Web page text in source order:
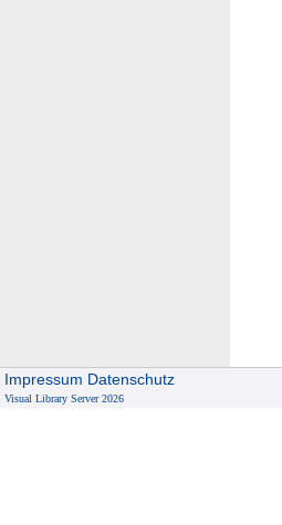
Impressum Datenschutz
Visual Library Server 2026